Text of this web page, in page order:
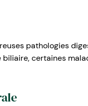
pathologies
biliaire, certaines